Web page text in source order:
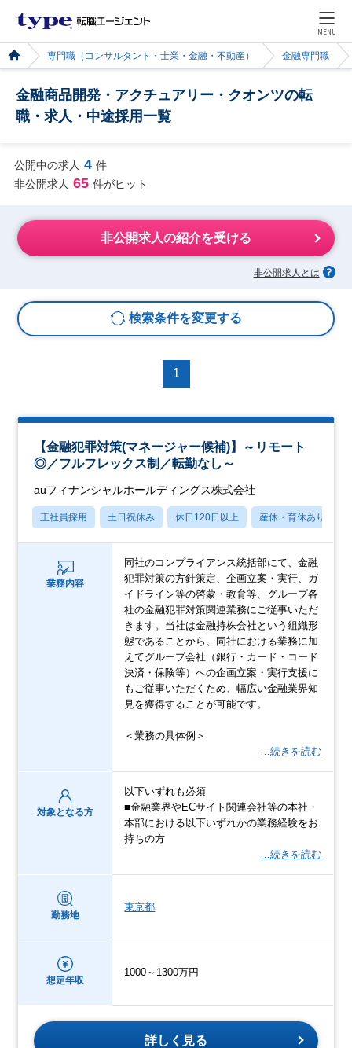
MENU
専門職（コンサルタント・士業・金融・不動産） 金融専門職
金融商品開発・アクチュアリー・クオンツの転
職・求人・中途採用一覧
公開中の求人 4 件
非公開求人 65 件がヒット
非公開求人の紹介を受ける
非公開求人とは
検索条件を変更する
1
【金融犯罪対策(マネージャー候補)】～リモート
◎／フルフレックス制／転勤なし～
auフィナンシャルホールディングス株式会社
正社員採用 土日祝休み 休日120日以上 産休・育休あり
業務内容
同社のコンプライアンス統括部にて、金融
犯罪対策の方針策定、企画立案・実行、ガ
イドライン等の啓蒙・教育等、グループ各
社の金融犯罪対策関連業務にご従事いただ
きます。当社は金融持株会社という組織形
態であることから、同社における業務に加
えてグループ会社（銀行・カード・コード
決済・保険等）への企画立案・実行支援に
もご従事いただくため、幅広い金融業界知
見を獲得することが可能です。
＜業務の具体例＞
…続きを読む
対象となる方
以下いずれも必須
■金融業界やECサイト関連会社等の本社・
本部における以下いずれかの業務経験をお
持ちの方
…続きを読む
勤務地
東京都
想定年収
1000～1300万円
詳しく見る